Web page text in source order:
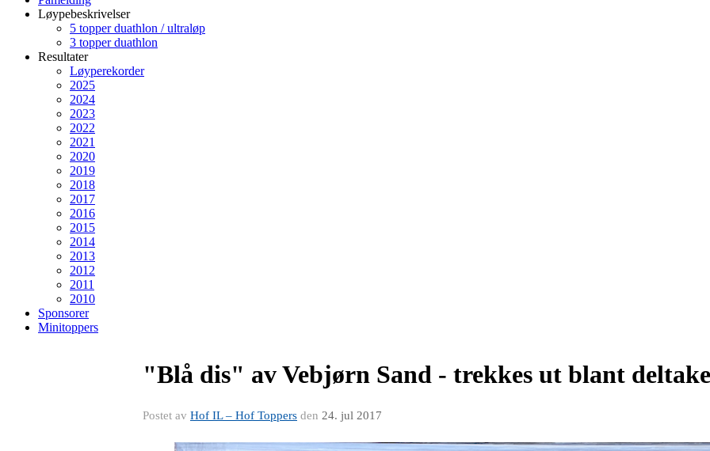
Løypebeskrivelser
5 topper duathlon / ultraløp
3 topper duathlon
Resultater
Løyperekorder
2025
2024
2023
2022
2021
2020
2019
2018
2017
2016
2015
2014
2013
2012
2011
2010
Sponsorer
Minitoppers
"Blå dis" av Vebjørn Sand - trekkes ut blant
Postet av Hof IL – Hof Toppers den 24. jul 2017